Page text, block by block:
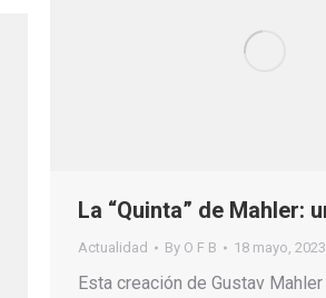
La “Quinta” de Mahler:
Actualidad By O F B 18 mayo, 2023
Esta creación de Gustav